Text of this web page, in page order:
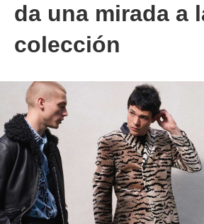
da una mirada a
colección